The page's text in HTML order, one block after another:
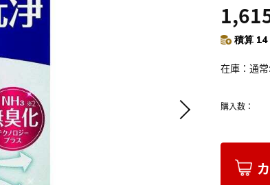
積算 14
在庫 通
購入数：